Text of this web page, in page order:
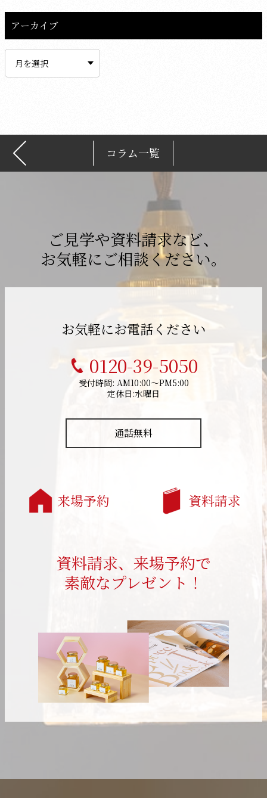
アーカイブ
イ
コラム一覧
ご見学や資料請求など、
お気軽にご相談ください。
お気軽にお電話ください
0120-39-5050
受付時間: AM10:00～PM5:00
定休日:水曜日
通話無料
来場予約 資料請求
資料請求、来場予約で
素敵なプレゼント！